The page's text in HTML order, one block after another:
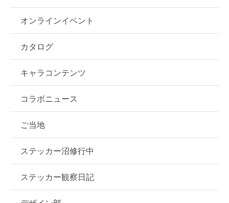
オンラインイベント
カタログ
キャラコンテンツ
コラボニュース
ご当地
ステッカー沼修行中
ステッカー観察日記